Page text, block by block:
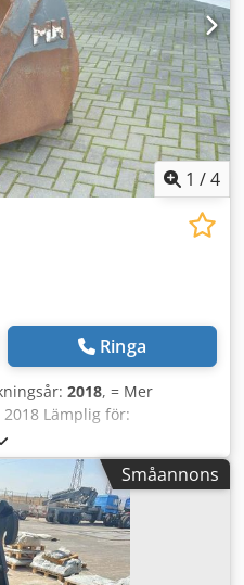
1 /4
Ringa
2018, = Mer
Lämplig för:
Ja Credpfx Agowwtg Ssxjf
bra Kontakta Gerrit
Småannons